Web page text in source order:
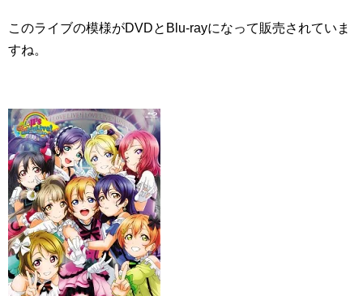
このライブの模様がDVDとBlu-rayになって販売されていま
すね。